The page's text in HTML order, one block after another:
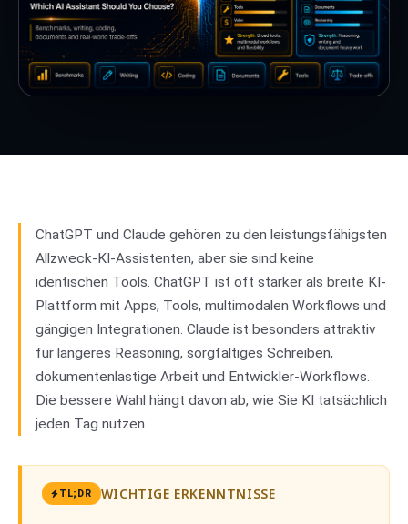
ChatGPT und Claude gehören zu den leistungsfähigsten
Allzweck-KI-Assistenten, aber sie sind keine
identischen Tools. ChatGPT ist oft stärker als breite KI-
Plattform mit Apps, Tools, multimodalen Workflows und
gängigen Integrationen. Claude ist besonders attraktiv
für längeres Reasoning, sorgfältiges Schreiben,
dokumentenlastige Arbeit und Entwickler-Workflows.
Die bessere Wahl hängt davon ab, wie Sie KI tatsächlich
jeden Tag nutzen.
TL;DR WICHTIGE ERKENNTNISSE